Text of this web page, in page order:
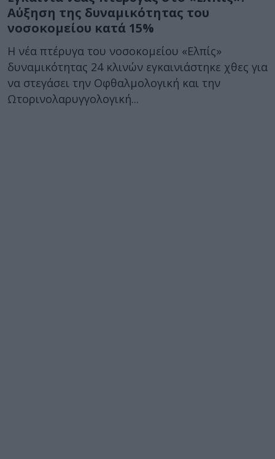
Αύξηση της δυναμικότητας του
νοσοκομείου κατά 15%
Η νέα πτέρυγα του νοσοκομείου «Ελπίς»
δυναμικότητας 24 κλινών εγκαινιάστηκε χθες για
να στεγάσει την Οφθαλμολογική και την
Ωτορινολαρυγγολογική...